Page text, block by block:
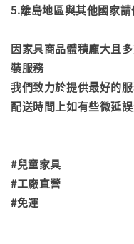
5.離島地區與其他國家
因家具商品體積龐大且
裝服務
我們致力於提供最好的
配送時間上如有些微延
#兒童家具
#工廠直營
#免運